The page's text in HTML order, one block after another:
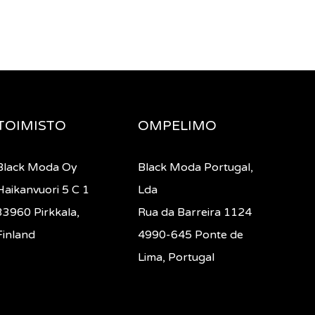
Moda Oy
5 C 1
Pirkkala,
OMPELIMO
Black Moda Portugal,
Lda
Rua da Barreira 1124
4990-645 Ponte de
Lima, Portugal